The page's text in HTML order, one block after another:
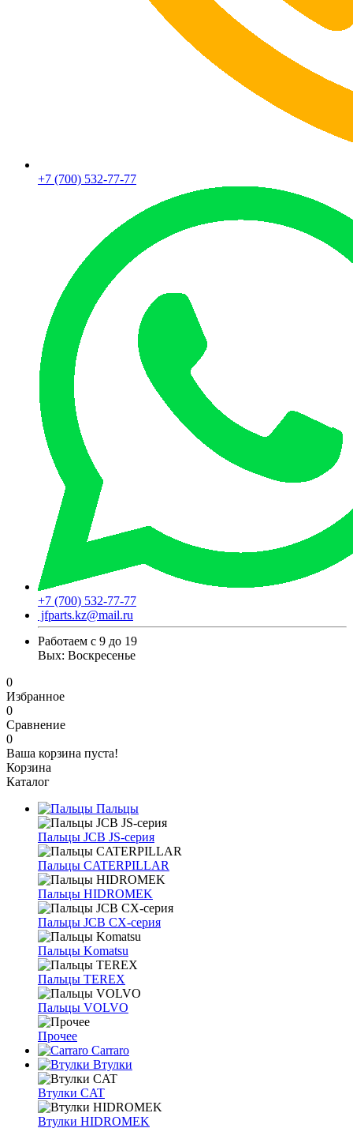
+7 (700) 532-77-77
+7 (700) 532-77-77
jfparts.kz@mail.ru
Работаем с 9 до 19
Вых: Воскресенье
0
Избранное
0
Сравнение
0
Ваша корзина пуста!
Корзина
Каталог
Пальцы
Пальцы JCB JS-серия
Пальцы CATERPILLAR
Пальцы HIDROMEK
Пальцы JCB CX-серия
Пальцы Komatsu
Пальцы TEREX
Пальцы VOLVO
Прочее
Carraro
Втулки
Втулки CAT
Втулки HIDROMEK